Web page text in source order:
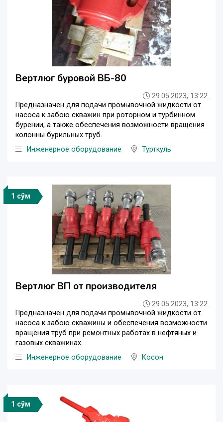
Вертлюг буровой ВБ-80
29.05.2023, 13:22
Предназначен для подачи промывочной жидкости от
насоса к забою скважин при роторном и турбинном
бурении, а также обеспечения возможности вращения
колонны бурильных труб.
Инженерное оборудование
Турткуль
1 сўм
Вертлюг ВП от производителя
29.05.2023, 13:22
Предназначен для подачи промывочной жидкости от
насоса к забою скважины и обеспечения возможности
вращения труб при ремонтных работах в нефтяных и
газовых скважинах.
Инженерное оборудование
Косон
1 сўм